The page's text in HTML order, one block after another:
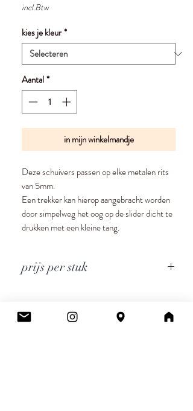
incl.Btw
kies je kleur*
Aantal*
in mijn winkelmandje
Deze schuivers passen op elke metalen rits
van 5mm.
Een trekker kan hierop aangebracht worden
door simpelweg het oog op de slider dicht te
drukken met een kleine tang.
prijs per stuk
Cee.